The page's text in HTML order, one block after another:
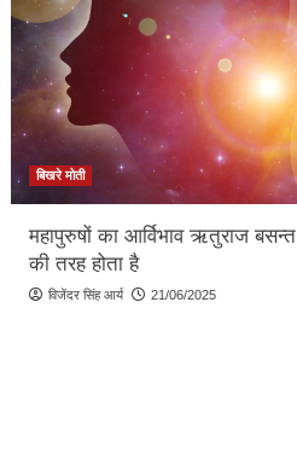
बिखरे मोती
महापुरुषों का आर्विभाव ऋतुराज बसन्त
की तरह होता है
विजेंदर सिंह आर्य 21/06/2025